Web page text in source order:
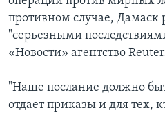
противном случае, Дамаск
"серьезными
«Новости» агентство
"Наше послание должно
отдает приказы и для тех,